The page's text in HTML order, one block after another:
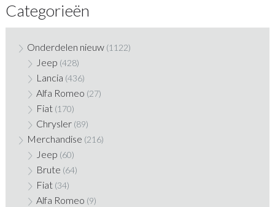
Categorieën
Onderdelen nieuw (1122)
Jeep (428)
Lancia (436)
Alfa Romeo (27)
Fiat (170)
Chrysler (89)
Merchandise (216)
Jeep (60)
Brute (64)
Fiat (34)
Alfa Romeo (9)